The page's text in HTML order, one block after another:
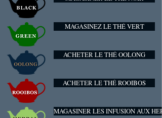
MAGASINEZ LE THÉ VERT
ACHETER LE THÉ OOLONG
ACHETER LE THÉ ROOIBOS
MAGASINER LES INFUSION AUX